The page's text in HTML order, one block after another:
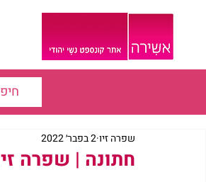
חתונה | שפרה
שפרה זיו2 בפבר׳ 2022